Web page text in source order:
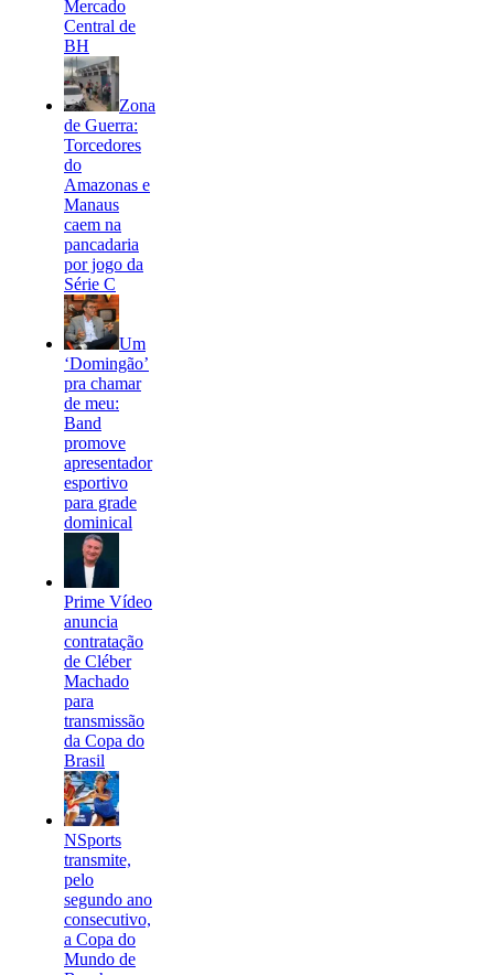
Mercado
Central de
BH
Zona
de Guerra:
Torcedores
do
Amazonas e
Manaus
caem na
pancadaria
por jogo da
Série C
Um
‘Domingão’
pra chamar
de meu:
Band
promove
apresentador
esportivo
para grade
dominical
Prime Vídeo
anuncia
contratação
de Cléber
Machado
para
transmissão
da Copa do
Brasil
NSports
transmite,
pelo
segundo ano
consecutivo,
a Copa do
Mundo de